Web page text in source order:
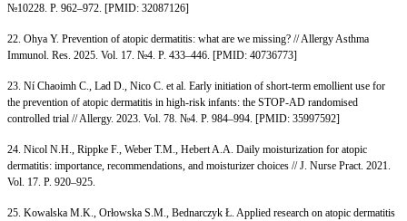
№10228. P. 962–972. [PMID: 32087126]
22. Ohya Y. Prevention of atopic dermatitis: what are we missing? // Allergy Asthma
Immunol. Res. 2025. Vol. 17. №4. P. 433–446. [PMID: 40736773]
23. Ní Chaoimh C., Lad D., Nico C. et al. Early initiation of short-term emollient use for
the prevention of atopic dermatitis in high-risk infants: the STOP-AD randomised
controlled trial // Allergy. 2023. Vol. 78. №4. P. 984–994. [PMID: 35997592]
24. Nicol N.H., Rippke F., Weber T.M., Hebert A.A. Daily moisturization for atopic
dermatitis: importance, recommendations, and moisturizer choices // J. Nurse Pract. 2021.
Vol. 17. P. 920–925.
25. Kowalska M.K., Orłowska S.M., Bednarczyk Ł. Applied research on atopic dermatitis